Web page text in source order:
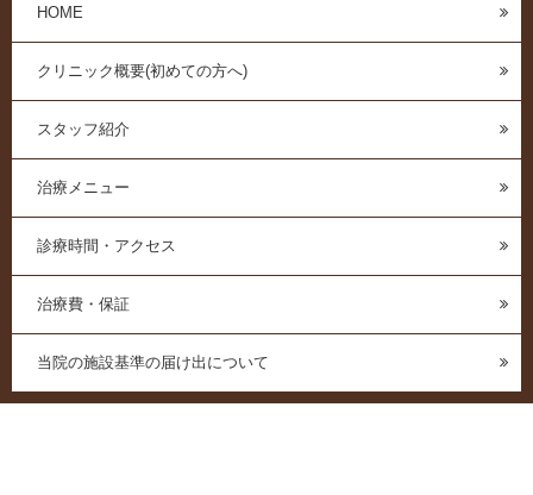
HOME
クリニック概要(初めての方へ)
スタッフ紹介
治療メニュー
診療時間・アクセス
治療費・保証
当院の施設基準の届け出について